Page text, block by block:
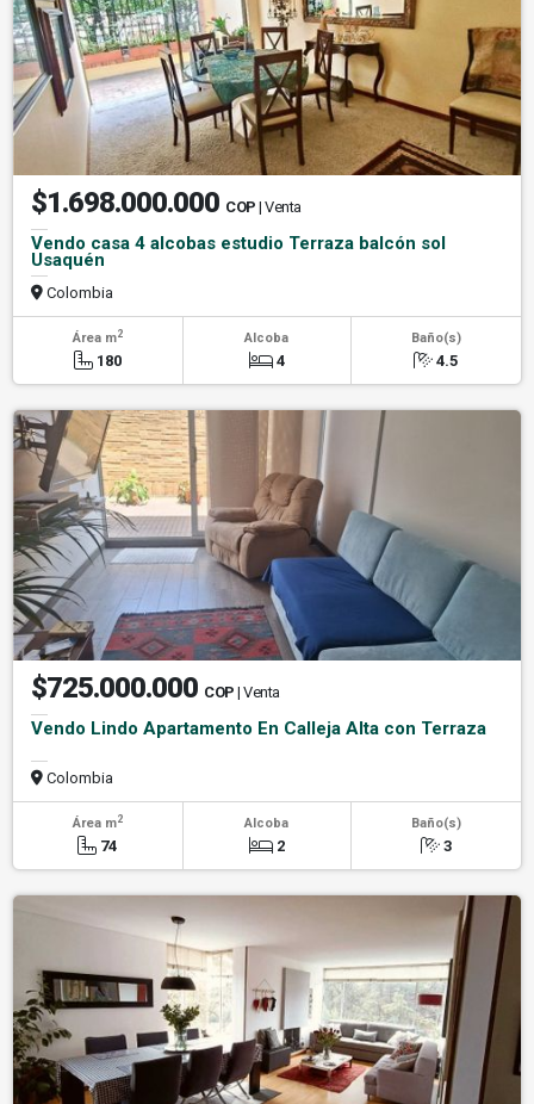
$1.698.000.000 COP | Venta
Vendo casa 4 alcobas estudio Terraza balcón sol
Usaquén
Colombia
Área m2
180
Alcoba
4
Baño(s)
4.5
$725.000.000 COP | Venta
Vendo Lindo Apartamento En Calleja Alta con Terraza
Colombia
Área m2
74
Alcoba
2
Baño(s)
3